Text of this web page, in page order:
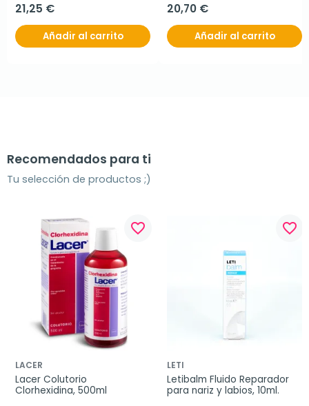
21,25 €
Añadir al carrito
20,70 €
Añadir al carrito
Recomendados para ti
Tu selección de productos ;)
favorite_border
LACER
Lacer Colutorio
Clorhexidina, 500ml
favorite_border
LETI
Letibalm Fluido Reparador
para nariz y labios, 10ml.